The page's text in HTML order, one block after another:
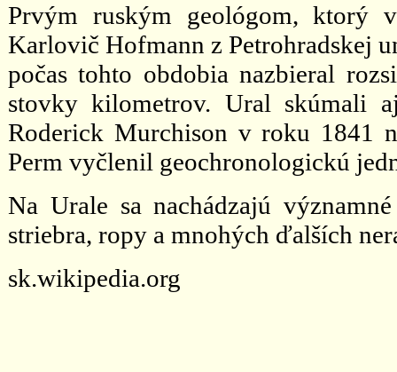
Prvým ruským geológom, ktorý
Karlovič Hofmann z Petrohradskej
počas tohto obdobia nazbieral
stovky kilometrov. Ural skúmali
Roderick Murchison v roku 1841
Perm vyčlenil geochronologickú
Na Urale sa nachádzajú
striebra, ropy a mnohých ďalších
sk.wikipedia.org